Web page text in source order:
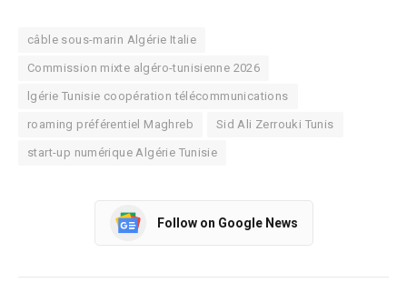
câble sous-marin Algérie Italie
Commission mixte algéro-tunisienne 2026
lgérie Tunisie coopération télécommunications
roaming préférentiel Maghreb Sid Ali Zerrouki Tunis
start-up numérique Algérie Tunisie
Follow on Google News